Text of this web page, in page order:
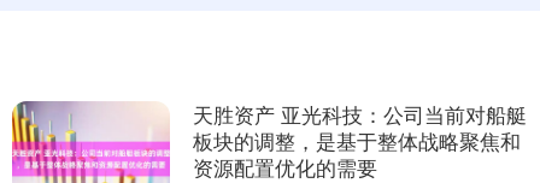
天胜资产 亚光科技：公司当前对船艇
板块的调整，是基于整体战略聚焦和
资源配置优化的需要